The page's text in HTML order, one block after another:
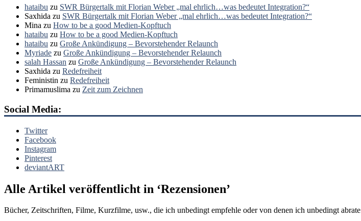
hataibu zu SWR Bürgertalk mit Florian Weber „mal ehrlich…was bedeutet Integration?“
Saxhida zu SWR Bürgertalk mit Florian Weber „mal ehrlich…was bedeutet Integration?“
Mina zu How to be a good Medien-Kopftuch
hataibu zu How to be a good Medien-Kopftuch
hataibu zu Große Ankündigung – Bevorstehender Relaunch
Myriade zu Große Ankündigung – Bevorstehender Relaunch
salah Hassan zu Große Ankündigung – Bevorstehender Relaunch
Saxhida zu Redefreiheit
Feministin zu Redefreiheit
Primamuslima zu Zeit zum Zeichnen
Social Media:
Twitter
Facebook
Instagram
Pinterest
deviantART
Alle Artikel veröffentlicht in ‘Rezensionen’
Bücher, Zeitschriften, Filme, Kurzfilme, usw., die ich unbedingt empfehle oder von denen ich unbedingt